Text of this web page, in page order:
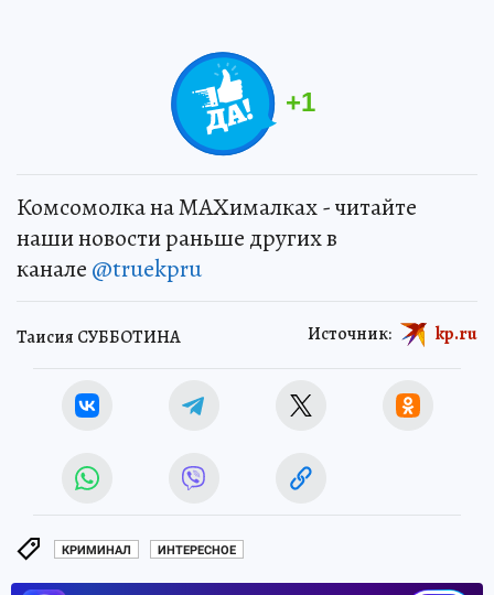
+1
Комсомолка на MAXималках - читайте
наши новости раньше других в
канале @truekpru
Таисия СУББОТИНА Источник: kp.ru
КРИМИНАЛ ИНТЕРЕСНОЕ